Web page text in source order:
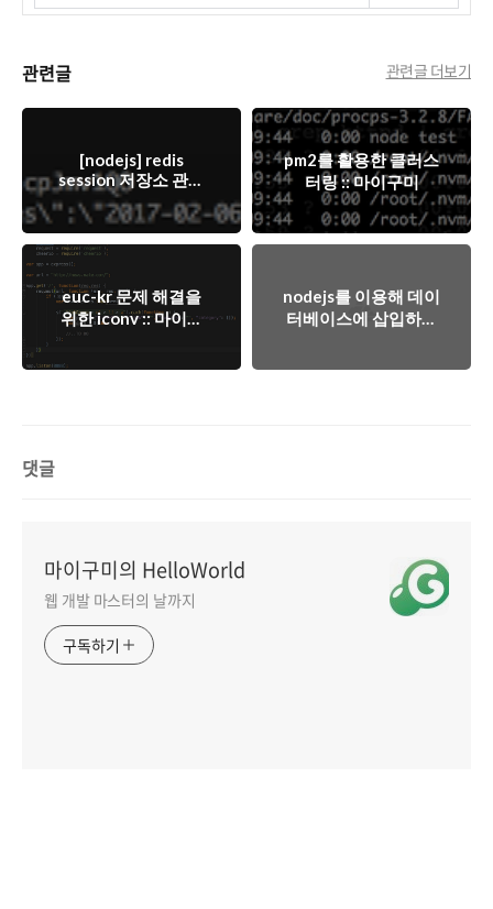
관련글 관련글 더보기
[nodejs] redis
session 저장소 관리
:: 마이구미
pm2를 활용한 클러스
터링 :: 마이구미
euc-kr 문제 해결을
위한 iconv :: 마이구
nodejs를 이용해 데이
터베이스에 삽입하기
댓글
마이구미의 HelloWorld
웹 개발 마스터의 날까지
구독하기